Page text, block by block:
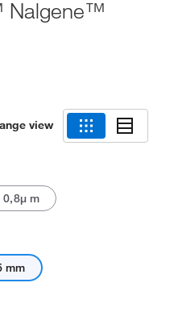
Nalgene™
view
0,8μ m
mm